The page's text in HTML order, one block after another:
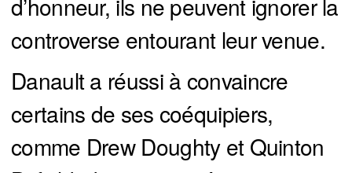
d’honneur, ils ne peuvent ignorer la
controverse entourant leur venue.
Danault a réussi à convaincre
certains de ses coéquipiers,
comme Drew Doughty et Quinton